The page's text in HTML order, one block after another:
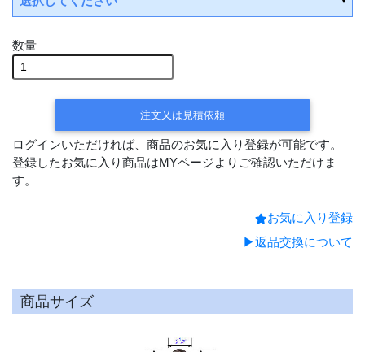
受注後手配(3～4週間後の出荷)
受注後手配(3～4週間後の出荷)
受注後手配(3～4週間後の出
数量
注文又は見積依頼
ログインいただければ、商品のお気に入り登録が可能です。
登録したお気に入り商品はMYページよりご確認いただけま
す。
お気に入り登録
▶返品交換について
商品サイズ